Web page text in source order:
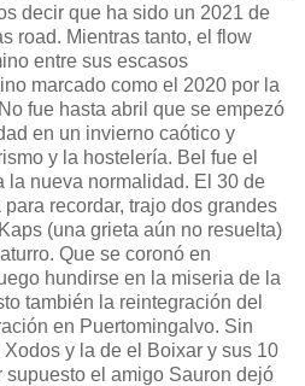
decir que ha sido un 2021 de
road. Mientras tanto, el flow
entre sus escasos
marcado como el 2020 por la
fue hasta abril que se empezó
en un invierno caótico y
y la hostelería. Bel fue el
la nueva normalidad. El 30 de
recordar, trajo dos grandes
(una grieta aún no resuelta)
Que se coronó en
hundirse en la miseria de la
también la reintegración del
en Puertomingalvo. Sin
y la de el Boixar y sus 10
supuesto el amigo Sauron dejó